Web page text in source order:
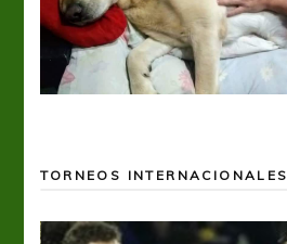
TORNEOS INTERNACIONALES